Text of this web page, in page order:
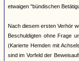
etwaigen "bündischen
Nach diesem ersten Verhör
Beschuldigten ohne Frage
(Karierte Hemden mit
sind im Vorfeld der